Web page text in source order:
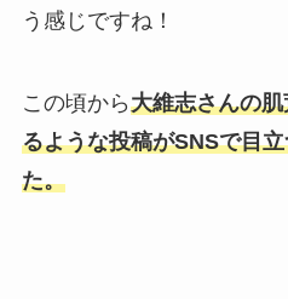
う感じですね！
この頃から大維志さんの
るような投稿がSNSで目
た。